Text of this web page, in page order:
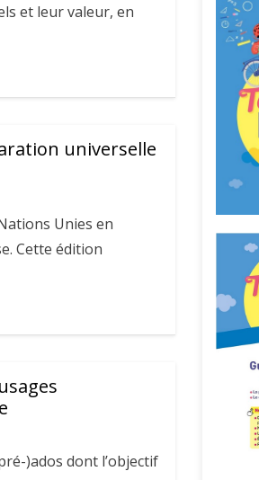
et leur valeur, en
universelle
Unies en
Cette édition
)ados dont l’objectif